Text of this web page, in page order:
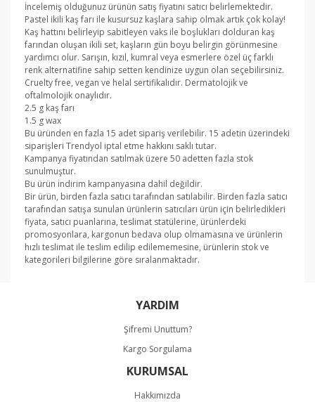
İncelemiş olduğunuz ürünün satış fiyatını satıcı belirlemektedir.
Pastel ikili kaş farı ile kusursuz kaşlara sahip olmak artık çok kolay!
Kaş hattını belirleyip sabitleyen vaks ile boşlukları dolduran kaş
farından oluşan ikili set, kaşların gün boyu belirgin görünmesine
yardımcı olur. Sarışın, kızıl, kumral veya esmerlere özel üç farklı
renk alternatifine sahip setten kendinize uygun olan seçebilirsiniz.
Cruelty free, vegan ve helal sertifikalıdır. Dermatolojik ve
oftalmolojik onaylıdır.
2.5 g kaş farı
1.5 g wax
Bu üründen en fazla 15 adet sipariş verilebilir. 15 adetin üzerindeki
siparişleri Trendyol iptal etme hakkını saklı tutar.
Kampanya fiyatından satılmak üzere 50 adetten fazla stok
sunulmuştur.
Bu ürün indirim kampanyasına dahil değildir.
Bir ürün, birden fazla satıcı tarafından satılabilir. Birden fazla satıcı
tarafından satışa sunulan ürünlerin satıcıları ürün için belirledikleri
fiyata, satıcı puanlarına, teslimat statülerine, ürünlerdeki
promosyonlara, kargonun bedava olup olmamasına ve ürünlerin
hızlı teslimat ile teslim edilip edilememesine, ürünlerin stok ve
kategorileri bilgilerine göre sıralanmaktadır.
diğer konularda yetersiz gördüğünüz noktaları öneri
Görüş ve önerileriniz için teşekkür ederiz.
Ürün resmi kalitesiz, bozuk veya görüntülenemiyor.
Ürün açıklamasında eksik bilgiler bulunuyor.
YARDIM
Şifremi Unuttum?
Kargo Sorgulama
KURUMSAL
Hakkımızda